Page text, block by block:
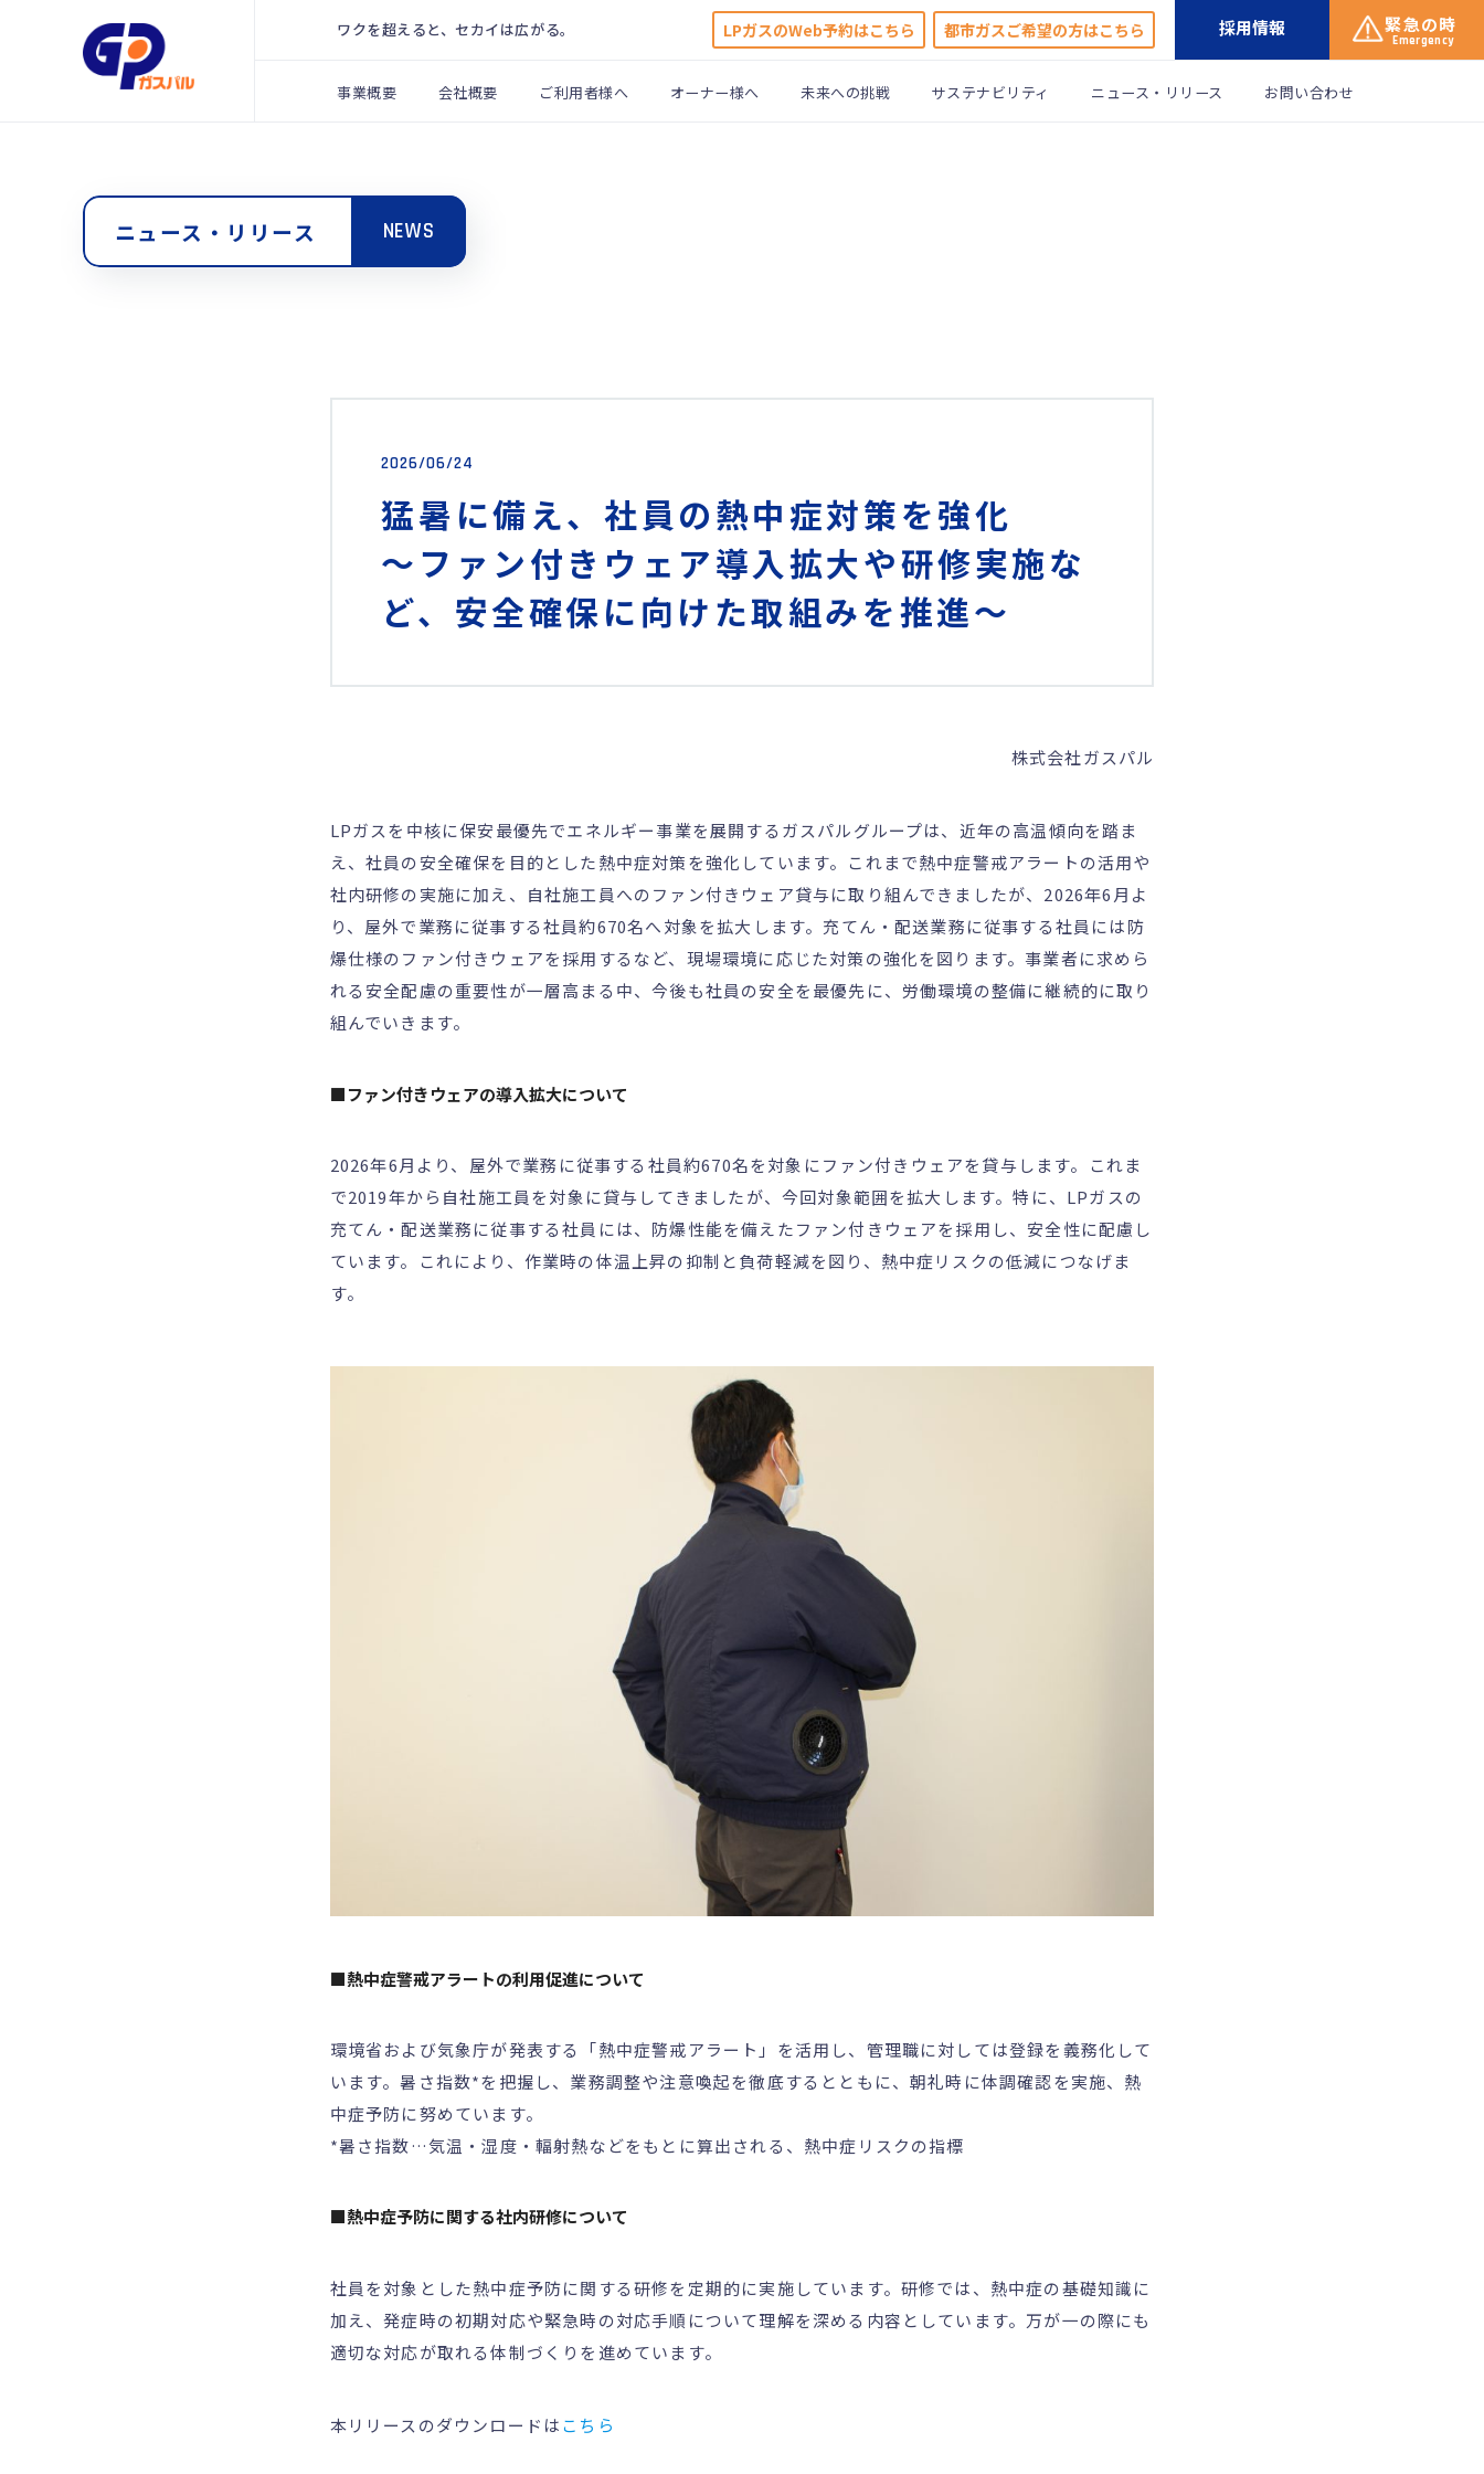
ワクを超えると、セカイは広がる。 LPガスのWeb予約はこちら 都市ガスご希望の方はこちら 採用情報 緊急の時
Emergency
事業概要 会社概要 ご利用者様へ オーナー様へ 未来への挑戦 サステナビリティ ニュース・リリース お問い合わせ
ニュース・リリース NEWS
2026/06/24
猛暑に備え、社員の熱中症対策を強化
～ファン付きウェア導入拡大や研修実施な
ど、安全確保に向けた取組みを推進～
株式会社ガスパル
LPガスを中核に保安最優先でエネルギー事業を展開するガスパルグループは、近年の高温傾向を踏ま
え、社員の安全確保を目的とした熱中症対策を強化しています。これまで熱中症警戒アラートの活用や
社内研修の実施に加え、自社施工員へのファン付きウェア貸与に取り組んできましたが、2026年6月よ
り、屋外で業務に従事する社員約670名へ対象を拡大します。充てん・配送業務に従事する社員には防
爆仕様のファン付きウェアを採用するなど、現場環境に応じた対策の強化を図ります。事業者に求めら
れる安全配慮の重要性が一層高まる中、今後も社員の安全を最優先に、労働環境の整備に継続的に取り
組んでいきます。
■ファン付きウェアの導入拡大について
2026年6月より、屋外で業務に従事する社員約670名を対象にファン付きウェアを貸与します。これま
で2019年から自社施工員を対象に貸与してきましたが、今回対象範囲を拡大します。特に、LPガスの
充てん・配送業務に従事する社員には、防爆性能を備えたファン付きウェアを採用し、安全性に配慮し
ています。これにより、作業時の体温上昇の抑制と負荷軽減を図り、熱中症リスクの低減につなげま
す。
■熱中症警戒アラートの利用促進について
環境省および気象庁が発表する「熱中症警戒アラート」を活用し、管理職に対しては登録を義務化して
います。暑さ指数*を把握し、業務調整や注意喚起を徹底するとともに、朝礼時に体調確認を実施、熱
中症予防に努めています。
*暑さ指数…気温・湿度・輻射熱などをもとに算出される、熱中症リスクの指標
■熱中症予防に関する社内研修について
社員を対象とした熱中症予防に関する研修を定期的に実施しています。研修では、熱中症の基礎知識に
加え、発症時の初期対応や緊急時の対応手順について理解を深める内容としています。万が一の際にも
適切な対応が取れる体制づくりを進めています。
本リリースのダウンロードはこちら